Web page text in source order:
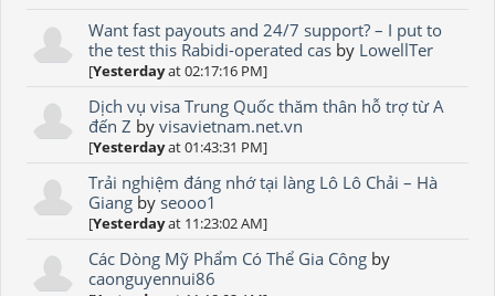
Want fast payouts and 24/7 support? – I put to
the test this Rabidi-operated cas by LowellTer
[Yesterdayat 02:17:16 PM]
Dịch vụ visa Trung Quốc thăm thân hỗ trợ từ A
đến Z byvisavietnam.net.vn
[Yesterdayat 01:43:31 PM]
Trải nghiệm đáng nhớ tại làng Lô Lô Chải – Hà
Giang byseooo1
[Yesterdayat 11:23:02 AM]
Các Dòng Mỹ Phẩm Có Thể Gia Công by
caonguyennui86